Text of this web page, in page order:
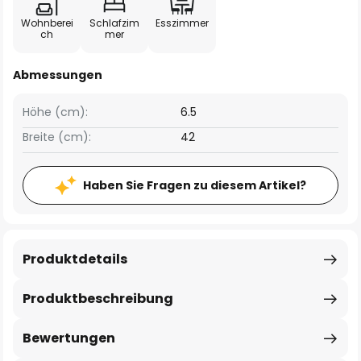
Wohnberei
ch
Schlafzim
mer
Esszimmer
Abmessungen
Breite (cm): 42
Höhe (cm): 6.5
Haben Sie Fragen zu diesem Artikel?
Produktbeschreibung
Produktdetails
Bewertungen